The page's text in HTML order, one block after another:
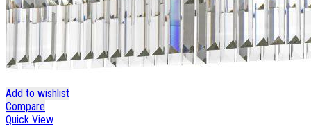
Add to wishlist
Compare
Quick View